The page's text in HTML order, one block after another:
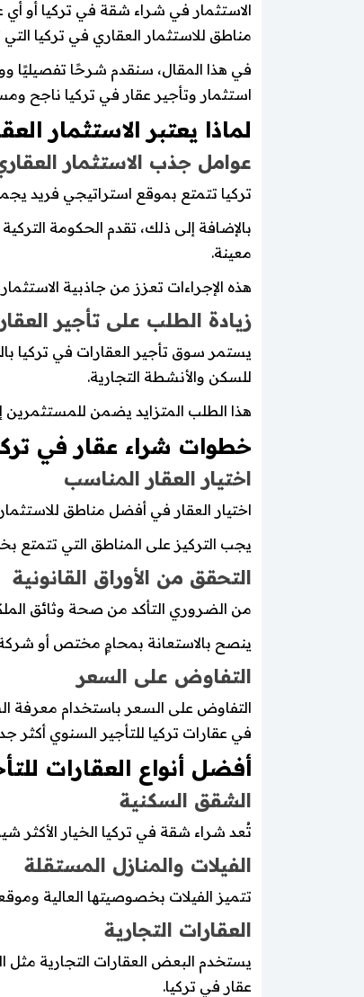
الاستثمار في شراء شقة في تركيا أو
مناطق للاستثمار العقاري في تركيا
في هذا المقال، سنقدم شرحًا تفصيليًا
استثمار وتأجير عقار في تركيا ناجح
لماذا يعتبر الاستثمار
عوامل جذب الاستثمار
تركيا تتمتع بموقع استراتيجي فريد
بالإضافة إلى ذلك، تقدم الحكومة
معينة.
هذه الإجراءات تعزز من جاذبية
زيادة الطلب على تأجير
يستمر سوق تأجير العقارات في تركيا
للسكن والأنشطة التجارية.
هذا الطلب المتزايد يضمن للمستثمرين
خطوات شراء عقار في
اختيار العقار المناسب
اختيار العقار في أفضل مناطق
يجب التركيز على المناطق التي تتمتع
التحقق من الأوراق القانونية
من الضروري التأكد من صحة وثائق
ينصح بالاستعانة بمحامٍ مختص أو شركة
التفاوض على السعر
التفاوض على السعر باستخدام معرفة
في عقارات تركيا للتأجير السنوي أكثر
أفضل أنواع العقارات
الشقق السكنية
تُعد شراء شقة في تركيا الخيار الأكثر
الفيلات والمنازل المستقلة
تتميز الفيلات بخصوصيتها العالية
العقارات التجارية
يستخدم البعض العقارات التجارية
عقار في تركيا.